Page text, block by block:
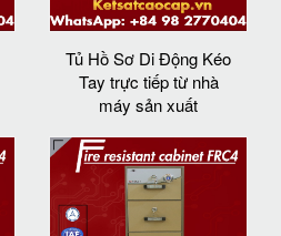
Tủ Hồ Sơ Di Động Kéo
Tay trực tiếp từ nhà
máy sản xuất